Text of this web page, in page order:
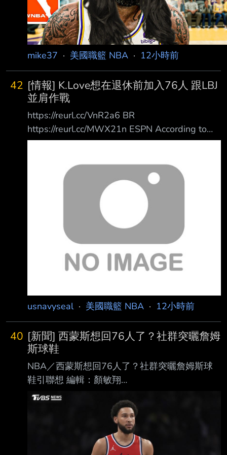
mike37 · 美國職籃 NBA · 12小時前
42 [情報] K.Love想在退休前加入76人 跟LBJ
並肩作戰
https://reurl.cc/VnR2a6 BR
https://reurl.cc/MWX21n ESPN According to
ESPN's Dave McMenamin, Love has "interest"
had contact with Philadelphia 76ers officials
despite their roster already being at the
usnavyseal· 美國職籃 NBA · 12小時前
40 [新聞] 西蒙斯想回76人了？社群突曬詹姆
斯球鞋
NBA／西蒙斯想回76人了？社群突曬詹姆斯球
鞋引聯想 編輯：顏敏翔
https://i.imgur.com/qZccWgn.jpeg 西蒙斯自
2024年5月過後就不曾在NBA出賽。（圖／達志
影像美聯社） NBA前球星西蒙斯（Ben
Simmons）受到傷病與心理因素影響，年僅30
歲就已經淡出NBA舞台 ，上一次在NBA出賽已